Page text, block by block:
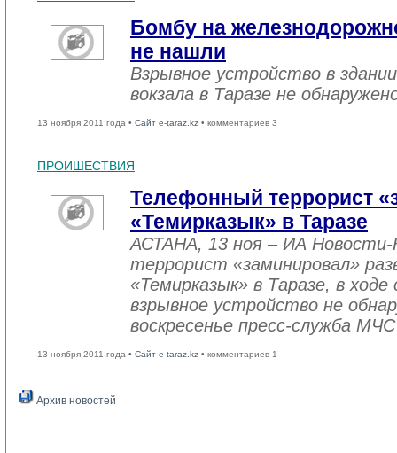
Бомбу на
не нашли
Взрывное устройство в
вокзала в Таразе не
13 ноября 2011 года • Сайт e-taraz.kz • комментариев 3
ПРОИШЕСТВИЯ
Телефонный террорист
«Темирказык» в Таразе
АСТАНА, 13 ноя – ИА
террорист «заминировал»
«Темирказык» в Таразе, в
взрывное устройство не
воскресенье пресс-служба
13 ноября 2011 года • Сайт e-taraz.kz • комментариев 1
Архив новостей